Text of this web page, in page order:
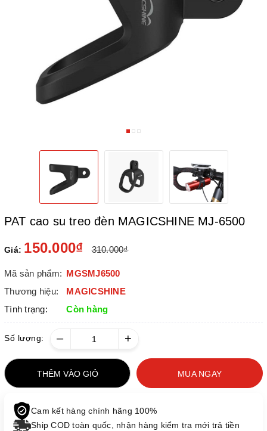
PAT cao su treo đèn MAGICSHINE MJ-6500
Giá: 150.000₫ 310.000₫
Mã sản phẩm: MGSMJ6500
Thương hiệu:
MAGICSHINE
Tình trạng:
Còn hàng
Số lượng: – +
THÊM VÀO GIỎ MUA NGAY
Cam kết hàng chính hãng 100%
Ship COD toàn quốc, nhận hàng kiểm tra mới trả tiền